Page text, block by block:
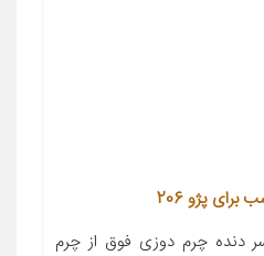
دنده چرم دوزی فوق از چرم